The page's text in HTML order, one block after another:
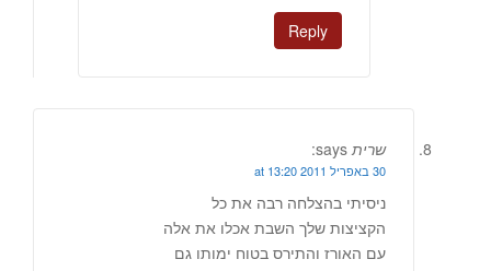
Reply
שרית says:
30 באפריל 2011 at 13:20
ניסיתי בהצלחה רבה את כל
הקציצות שלך השבת אכלו את אלה
עם האורז והתירס בטוח ימותו גם